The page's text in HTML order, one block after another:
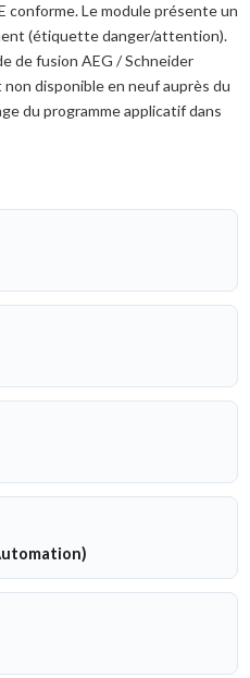
conforme. Le module présente un
(étiquette danger/attention).
de fusion AEG / Schneider
disponible en neuf auprès du
du programme applicatif dans